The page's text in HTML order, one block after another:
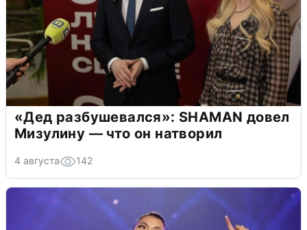
«Дед разбушевался»: SHAMAN довел
Мизулину — что он натворил
4 августа 142